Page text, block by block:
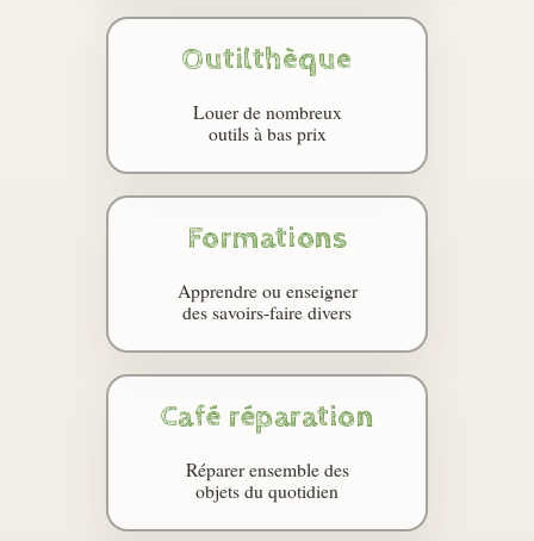
Outilthèque
Louer de nombreux
outils à bas prix
Formations
Apprendre ou enseigner
des savoirs-faire divers
Café réparation
Réparer ensemble des
objets du quotidien